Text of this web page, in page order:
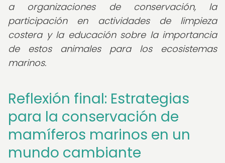
a organizaciones de conservación, la
participación en actividades de limpieza
costera y la educación sobre la importancia
de estos animales para los ecosistemas
marinos.
Reflexión final: Estrategias
para la conservación de
mamíferos marinos en un
mundo cambiante